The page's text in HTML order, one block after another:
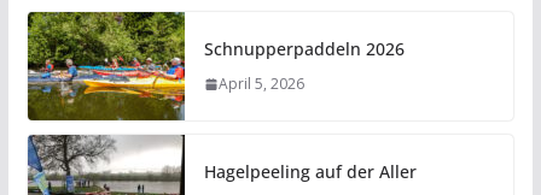
Schnupperpaddeln 2026
April 5, 2026
Hagelpeeling auf der Aller